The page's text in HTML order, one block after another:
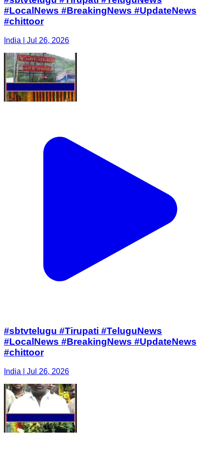
#LocalNews #BreakingNews #UpdateNews
#chittoor
India | Jul 26, 2026
#sbtvtelugu #Tirupati #TeluguNews
#LocalNews #BreakingNews #UpdateNews
#chittoor
India | Jul 26, 2026